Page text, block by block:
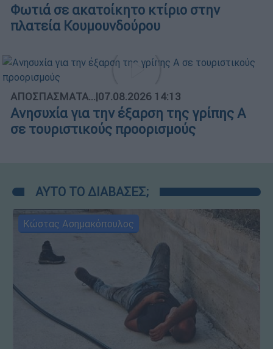
Φωτιά σε ακατοίκητο κτίριο στην
πλατεία Κουμουνδούρου
ΑΠΟΣΠΑΣΜΑΤΑ...|07.08.2026 14:13
Ανησυχία για την έξαρση της γρίπης Α
σε τουριστικούς προορισμούς
ΑΥΤΟ ΤΟ ΔΙΑΒΑΣΕΣ;
Κώστας Ασημακόπουλος